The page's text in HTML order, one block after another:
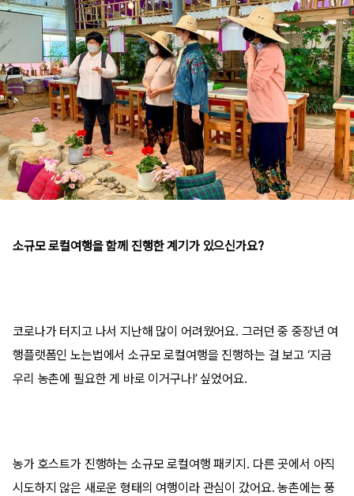
소규모 로컬여행을 함께 진행한 계기가 있으신가요?
코로나가 터지고 나서 지난해 많이 어려웠어요. 그러던 중 중장년 여
행플랫폼인 노는법에서 소규모 로컬여행을 진행하는 걸 보고 ‘지금
우리 농촌에 필요한 게 바로 이거구나!’ 싶었어요.
농가 호스트가 진행하는 소규모 로컬여행 패키지. 다른 곳에서 아직
시도하지 않은 새로운 형태의 여행이라 관심이 갔어요.농촌에는 풍